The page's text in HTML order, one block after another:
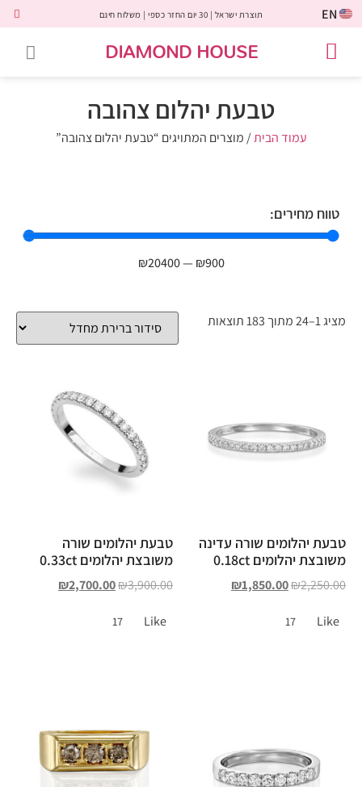
EN תוצרת ישראל | 30 יום החזר כספי | משלוח חינם
DIAMOND HOUSE
טבעת יהלום צהובה
עמוד הבית/ מוצרים המתויגים “טבעת יהלום צהובה”
טווח מחירים:
₪900
—
₪20400
מציג 1–24 מתוך 183 תוצאות
טבעת יהלומים שורה עדינה
משובצת יהלומים 0.18ct
₪2,250.00
₪1,850.00
Like
17
טבעת יהלומים שורה
משובצת יהלומים 0.33ct
₪3,900.00
₪2,700.00
Like
17